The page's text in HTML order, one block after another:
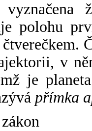
polohu
v
je
přímka